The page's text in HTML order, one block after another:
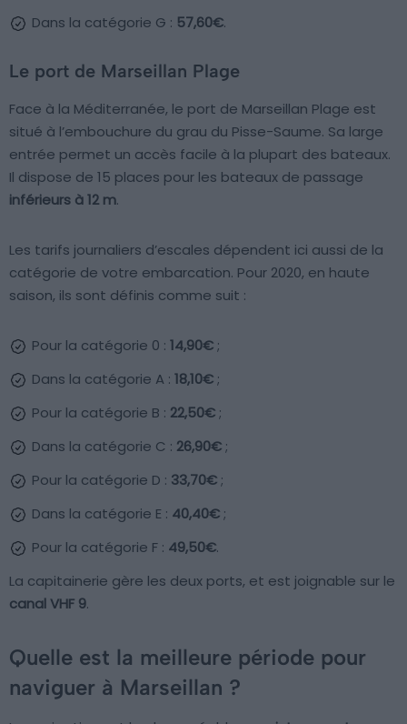
Dans la catégorie G : 57,60€.
Le port de Marseillan Plage
Face à la Méditerranée, le port de Marseillan Plage est
situé à l’embouchure du grau du Pisse-Saume. Sa large
entrée permet un accès facile à la plupart des bateaux.
Il dispose de 15 places pour les bateaux de passage
inférieurs à 12 m.
Les tarifs journaliers d’escales dépendent ici aussi de la
catégorie de votre embarcation. Pour 2020, en haute
saison, ils sont définis comme suit :
Pour la catégorie 0 : 14,90€;
Dans la catégorie A : 18,10€;
Pour la catégorie B : 22,50€;
Dans la catégorie C : 26,90€;
Pour la catégorie D : 33,70€;
Dans la catégorie E : 40,40€;
Pour la catégorie F : 49,50€.
La capitainerie gère les deux ports, et est joignable sur le
canal VHF 9.
Quelle est la meilleure période pour
naviguer à Marseillan ?